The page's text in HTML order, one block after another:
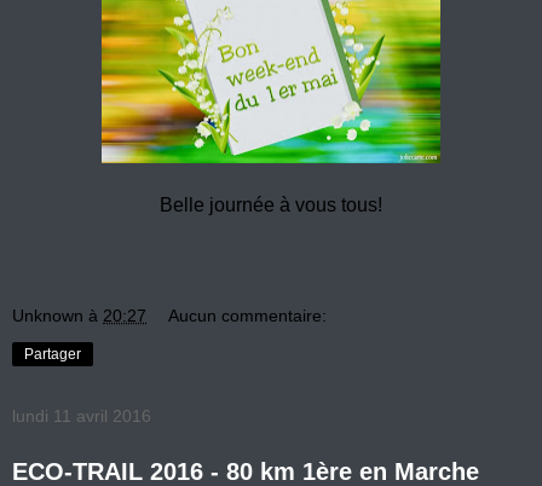
Belle journée à vous tous!
Unknown à 20:27 Aucun commentaire:
Partager
lundi 11 avril 2016
ECO-TRAIL 2016 - 80 km 1ère en Marche